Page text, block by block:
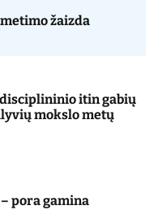
žaizda
itin gabių
mokslo metų
pora gamina